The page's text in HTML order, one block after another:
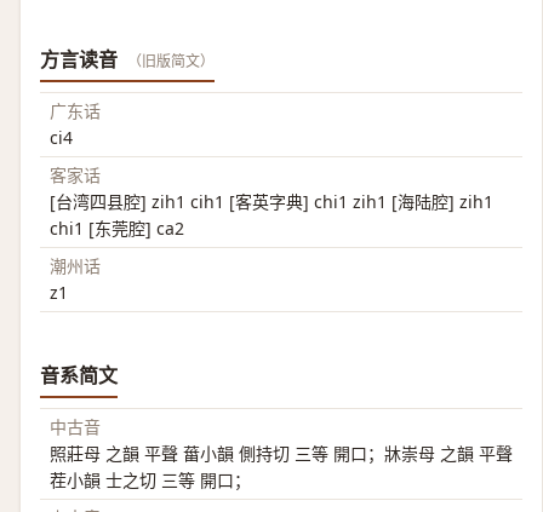
方言读音 （旧版简文）
广东话
ci4
客家话
[台湾四县腔] zih1 cih1 [客英字典] chi1 zih1 [海陆腔] zih1
chi1 [东莞腔] ca2
潮州话
z1
音系简文
中古音
照莊母 之韻 平聲 葘小韻 側持切 三等 開口；牀崇母 之韻 平聲
茬小韻 士之切 三等 開口；